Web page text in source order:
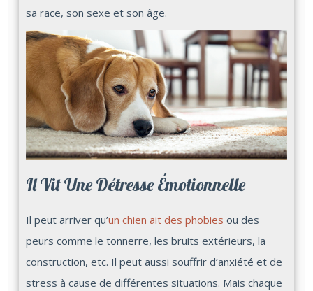
sa race, son sexe et son âge.
Il Vit Une Détresse Émotionnelle
Il peut arriver qu’un chien ait des phobies ou des
peurs comme le tonnerre, les bruits extérieurs, la
construction, etc. Il peut aussi souffrir d’anxiété et de
stress à cause de différentes situations. Mais chaque